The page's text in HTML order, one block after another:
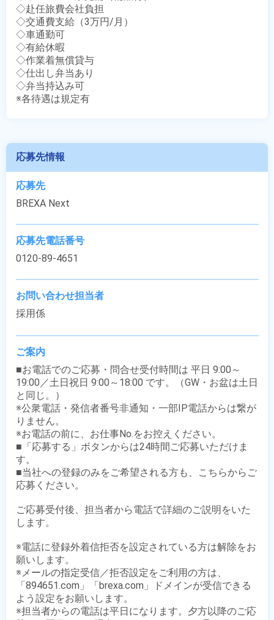
◇赴任旅費会社負担
◇交通費支給（3万円/月）
◇車通勤可
◇有給休暇
◇作業着無償貸与
◇仕出し弁当あり
◇弁当持込み可
※各待遇は規定有
応募先情報
応募先
BREXA Next
応募先電話番号
0120-89-4651
お問い合わせ担当者
採用係
ご案内
■お電話でのご応募・問合せ受付時間は 平日 9:00～
19:00／土日祝日 9:00～18:00 です。（GW・お盆は土日
と同じ。）
※公衆電話・発信者番号非通知・一部IP電話からは繋が
りません。
※お電話の前に、お仕事No.をお控えください。
■「応募する」ボタンからは24時間ご応募いただけま
す。
■当社への登録のみをご希望される方も、こちらからご
応募ください。
ご応募受付後、担当者から電話で詳細のご説明をいた
します。
※電話に登録外着信拒否を設定されている方は解除をお
願いします。
※メールの指定受信／拒否設定をご利用の方は、
「894651.com」「brexa.com」ドメインが受信できる
よう設定をお願いします。
※担当者からの電話は平日になります。夕方以降のご応